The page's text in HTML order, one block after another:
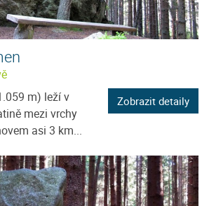
m) leží v
mezi vrchy
asi 3 km...
Zobrazit detaily